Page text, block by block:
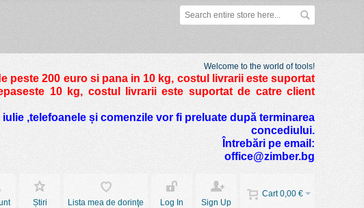
Welcome to the world of tools!
peste 200 euro si pana in 10 kg, costul livrarii este suportat
10 kg, costul livrarii este suportat de catre client
,telefoanele și comenzile vor fi preluate după terminarea
concediului.
Întrebări pe email:
office@zimber.bg
Cart 0,00 €
Știri Lista mea de dorinţe Log In Sign Up